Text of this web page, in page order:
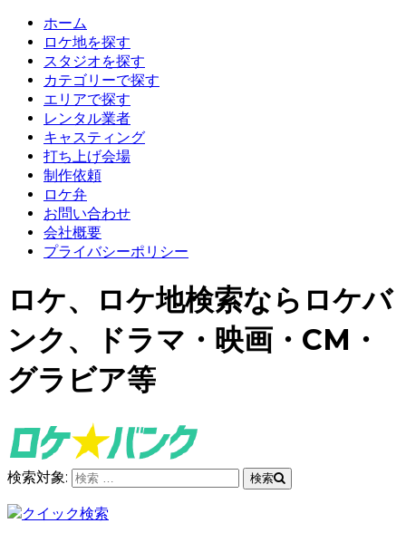
ホーム
ロケ地を探す
スタジオを探す
カテゴリーで探す
エリアで探す
レンタル業者
キャスティング
打ち上げ会場
制作依頼
ロケ弁
お問い合わせ
会社概要
プライバシーポリシー
ロケ、ロケ地検索ならロケバ
ンク、ドラマ・映画・CM・
グラビア等
検索対象: 検索
クイック検索